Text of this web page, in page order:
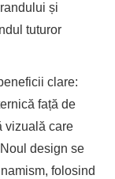
și
tuturor
clare:
față de
vizuală care
design se
folosind